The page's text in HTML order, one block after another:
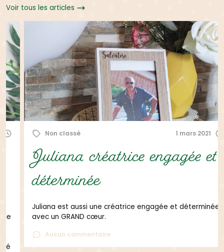
Voir tous les articles
Non classé 1 mars 2021
Juliana créatrice engagée et
déterminée
Juliana est aussi une créatrice engagée et déterminée
avec un GRAND cœur.
Aucun commentaire